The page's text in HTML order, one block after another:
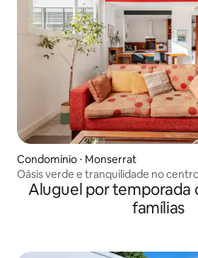
Condomínio ⋅ Monserrat
Oásis verde e tranquilidade no
Aluguel por temporada
famílias